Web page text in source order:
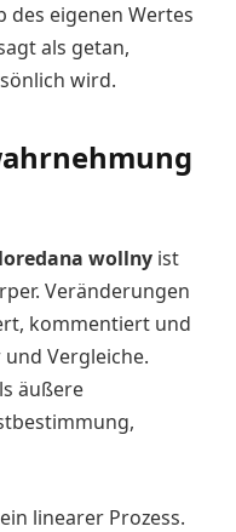
des eigenen Wertes
als getan,
wird.
loredana wollny ist
Veränderungen
kommentiert und
Vergleiche.
äußere
linearer Prozess.